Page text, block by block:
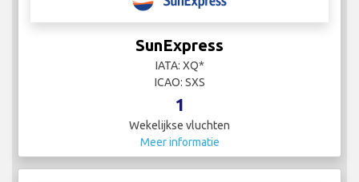
SunExpress
IATA: XQ*
ICAO: SXS
1
Wekelijkse vluchten
Meer informatie